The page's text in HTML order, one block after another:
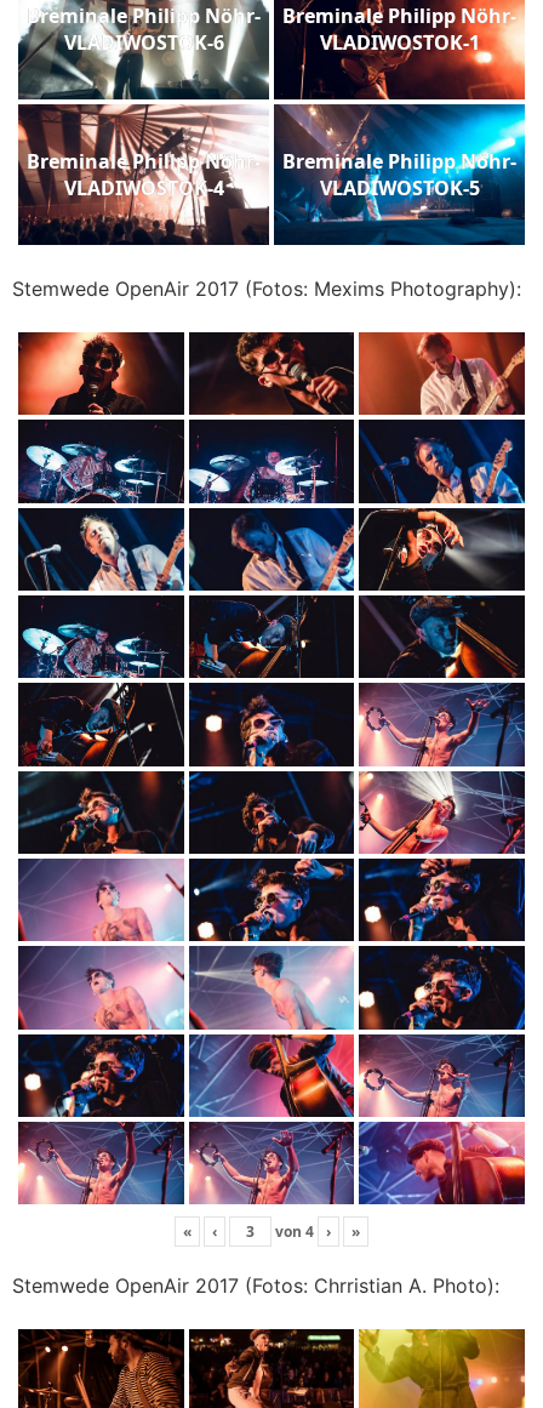
Breminale Philipp Nöhr-
VLADIWOSTOK-6
Breminale Philipp Nöhr-
VLADIWOSTOK-1
Breminale Philipp Nöhr-
VLADIWOSTOK-4
Breminale Philipp Nöhr-
VLADIWOSTOK-5
Stemwede OpenAir 2017 (Fotos: Mexims Photography):
« ‹ von 4 › »
Stemwede OpenAir 2017 (Fotos: Chrristian A. Photo):